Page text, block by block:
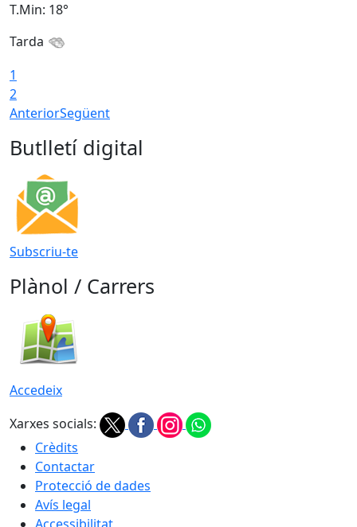
T.Min: 18°
Tarda
1
2
AnteriorSegüent
Butlletí digital
Subscriu-te
Plànol / Carrers
Accedeix
Xarxes socials:
Crèdits
Contactar
Protecció de dades
Avís legal